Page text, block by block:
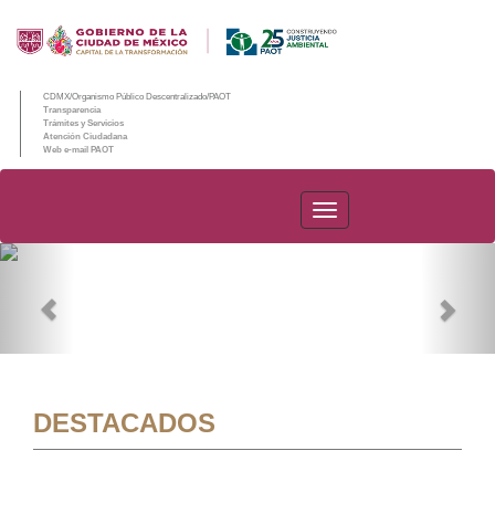
CDMX/Organismo Público Descentralizado/PAOT
Transparencia
Trámites y Servicios
Atención Ciudadana
Web e-mail PAOT
PAOT
DESTACADOS